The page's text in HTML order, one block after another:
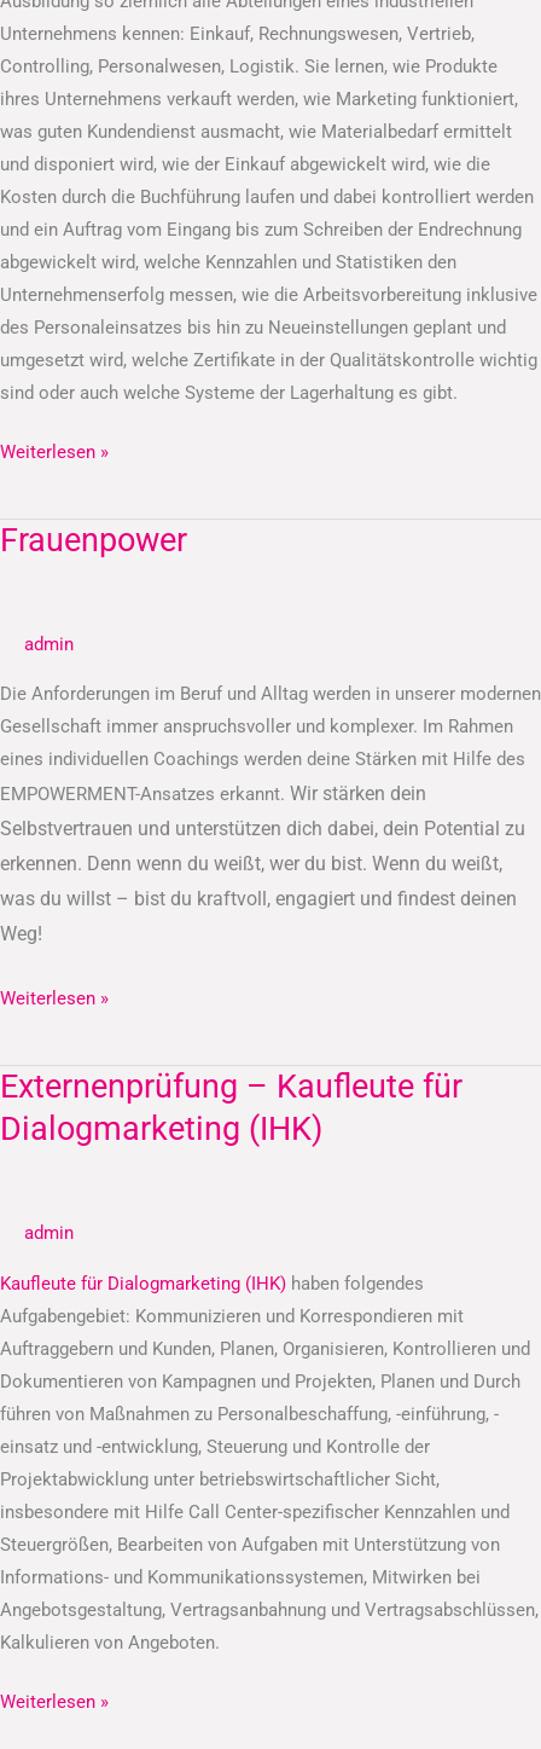
Unternehmens kennen: Einkauf, Rechnungswesen, Vertrieb,
Controlling, Personalwesen, Logistik. Sie lernen, wie Produkte
ihres Unternehmens verkauft werden, wie Marketing funktioniert,
was guten Kundendienst ausmacht, wie Materialbedarf ermittelt
und disponiert wird, wie der Einkauf abgewickelt wird, wie die
Kosten durch die Buchführung laufen und dabei kontrolliert werden
und ein Auftrag vom Eingang bis zum Schreiben der Endrechnung
abgewickelt wird, welche Kennzahlen und Statistiken den
Unternehmenserfolg messen, wie die Arbeitsvorbereitung inklusive
des Personaleinsatzes bis hin zu Neueinstellungen geplant und
umgesetzt wird, welche Zertifikate in der Qualitätskontrolle wichtig
sind oder auch welche Systeme der Lagerhaltung es gibt.
Weiterlesen »
Frauenpower
admin
Die Anforderungen im Beruf und Alltag werden in unserer modernen
Gesellschaft immer anspruchsvoller und komplexer. Im Rahmen
eines individuellen Coachings werden deine Stärken mit Hilfe des
EMPOWERMENT-Ansatzes erkannt. Wir stärken dein
Selbstvertrauen und unterstützen dich dabei, dein Potential zu
erkennen. Denn wenn du weißt, wer du bist. Wenn du weißt,
was du willst – bist du kraftvoll, engagiert und findest deinen
Weg!
Frauenpower
Weiterlesen »
Externenprüfung – Kaufleute für
Dialogmarketing (IHK)
admin
Kaufleute für Dialogmarketing (IHK) haben folgendes
Aufgabengebiet: Kommunizieren und Korrespondieren mit
Auftraggebern und Kunden, Planen, Organisieren, Kontrollieren und
Dokumentieren von Kampagnen und Projekten, Planen und Durch
führen von Maßnahmen zu Personalbeschaffung, -einführung, -
einsatz und -entwicklung, Steuerung und Kontrolle der
Projektabwicklung unter betriebswirtschaftlicher Sicht,
insbesondere mit Hilfe Call Center-spezifischer Kennzahlen und
Steuergrößen, Bearbeiten von Aufgaben mit Unterstützung von
Informations- und Kommunikationssystemen, Mitwirken bei
Angebotsgestaltung, Vertragsanbahnung und Vertragsabschlüssen,
Kalkulieren von Angeboten.
Externenprüfung
–
Kaufleute
(IHK)
Weiterlesen »